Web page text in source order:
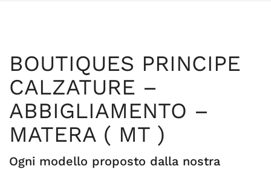
BOUTIQUES PRINCIPE
CALZATURE –
ABBIGLIAMENTO –
MATERA ( MT )
Ogni modello proposto dalla nostra